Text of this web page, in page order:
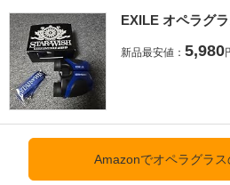
EXILE オペラグ
新品最安値： 5,980
Amazonでオペラグラス